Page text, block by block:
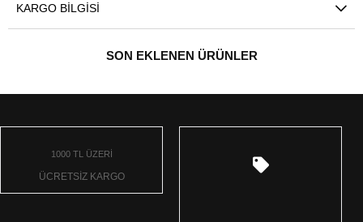
KARGO BILGISI
SON EKLENEN ÜRÜNLER
1000 TL ÜZERİ
ÜCRETSİZ KARGO